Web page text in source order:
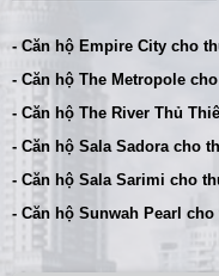
- Căn hộ Empire City cho
- Căn hộ The Metropole
- Căn hộ The River Thủ
- Căn hộ Sala Sadora cho
- Căn hộ Sala Sarimi cho
- Căn hộ Sunwah Pearl cho